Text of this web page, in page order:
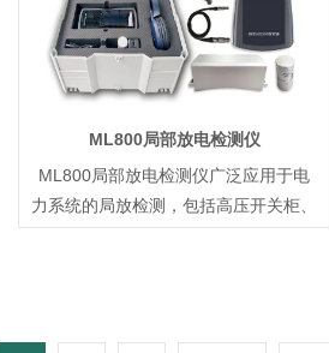
ML800局部放电检测仪
ML800局部放电检测仪广泛应用于电
力系统的局放检测，包括高压开关柜、